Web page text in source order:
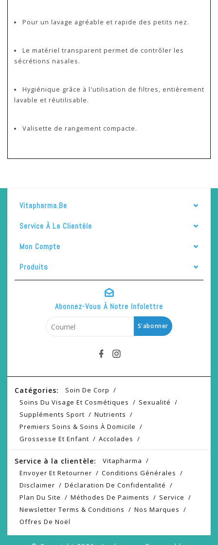
Pour un lavage agréable et rapide des petits nez.
Le matériel transparent permet de contrôler les
sécrétions nasales.
Hygiénique grâce à l'utilisation de filtres, entièrement
lavable et réutilisable.
Valisette de rangement compacte.
Vitapharma.be
Service À La Clientèle
Mon Compte
Produits
Abonnez-Vous À Notre Infolettre
S'abonner
Catégories:
Soin De Corp
Soins Du Visage Et Cosmétiques
Sexualité
Suppléments Sport
Nutrients
Premiers Soins & Soins À Domicile
Grossesse Et Enfant
Accolades
Service à la clientèle:
Vitapharma
Envoyer Et Retourner
Conditions Générales
Disclaimer
Déclaration De Confidentalité
Plan Du Site
Méthodes De Paiments
Service
Newsletter Terms & Conditions
Nos Marques
Offres De Noël